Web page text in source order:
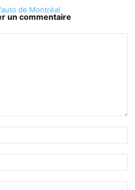
de Montréal
un commentaire